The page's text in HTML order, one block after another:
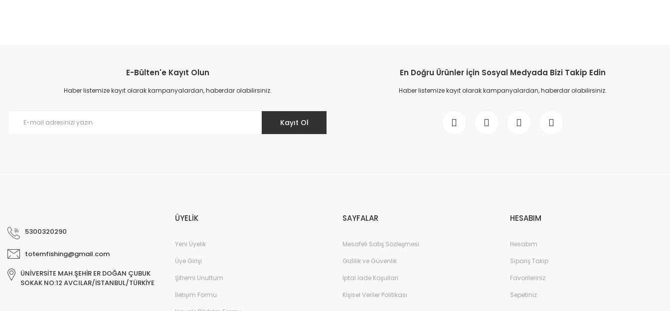
Ürün resmi kalitesiz, bozuk veya görüntülenemiyor.
Ürün açıklamasında eksik bilgiler bulunuyor.
harıka
E-Bülten'e Kayıt Olun
Haber listemize kayıt olarak kampanyalardan, haberdar olabilirsiniz.
Kayıt Ol
En Doğru Ürünler İçin Sosyal Medyada Bizi Takip Edin
Haber listemize kayıt olarak kampanyalardan, haberdar olabilirsiniz.
5300320290
totemfishing@gmail.com
ÜNİVERSİTE MAH.ŞEHİR ER DOĞAN ÇUBUK
SOKAK NO:12 AVCILAR/İSTANBUL/TÜRKİYE
ÜYELİK
Yeni Üyelik
Üye Girişi
Şifremi Unuttum
İletişim Formu
SAYFALAR
Mesafeli Satış Sözleşmesi
Gizlilik ve Güvenlik
İptal İade Koşullari
Kişisel Veriler Politikası
HESABIM
Hesabım
Sipariş Takip
Favorileriniz
Sepetiniz